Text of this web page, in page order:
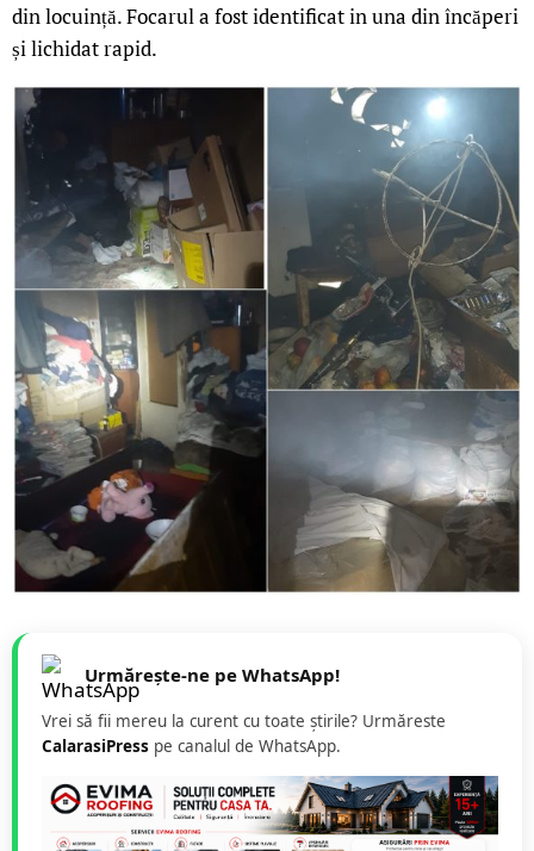
din locuință. Focarul a fost identificat in una din încăperi
și lichidat rapid.
Urmărește-ne pe WhatsApp!
Vrei să fii mereu la curent cu toate știrile? Urmăreste
CalarasiPress pe canalul de WhatsApp.